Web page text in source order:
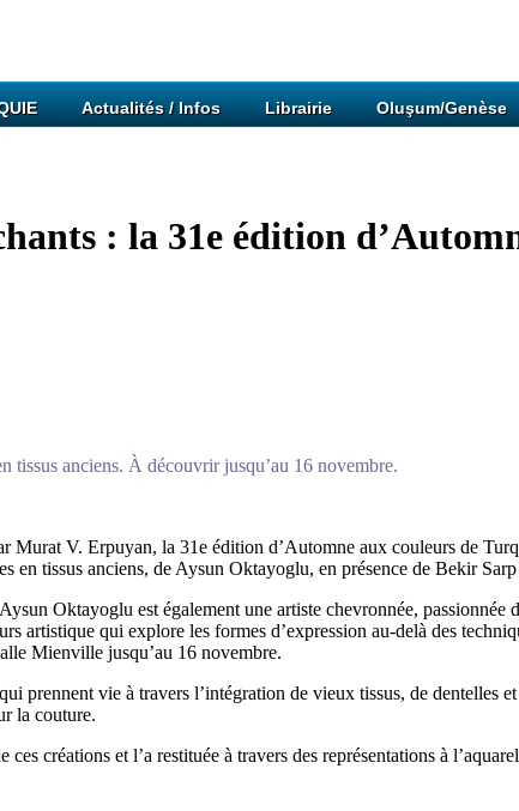
Actualités / Infos Librairie Oluşum/Genèse
: la 31e édition
tissus anciens. À découvrir jusqu’au 16 novembre.
Murat V. Erpuyan, la 31e édition d’Automne aux couleurs de
en tissus anciens, de Aysun Oktayoglu, en présence de Bekir
Oktayoglu est également une artiste chevronnée,
artistique qui explore les formes d’expression au-delà des
Mienville jusqu’au 16 novembre.
prennent vie à travers l’intégration de vieux tissus, de dentelles
la couture.
créations et l’a restituée à travers des représentations à